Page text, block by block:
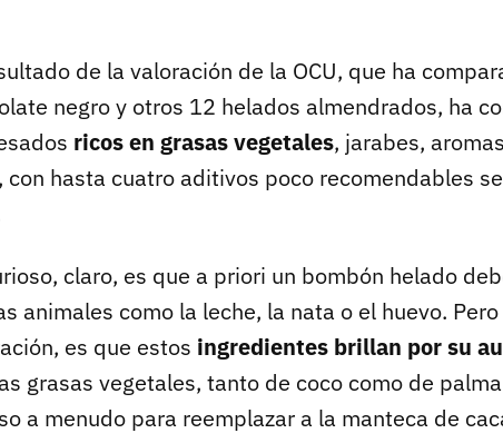
de la valoración de la OCU, que ha
negro y otros 12 helados almendrados, ha
ricos en grasas vegetales, jarabes,
con hasta cuatro aditivos poco recomendables
claro, es que a priori un bombón helado
animales como la leche, la nata o el huevo.
es que estos ingredientes brillan por su
grasas vegetales, tanto de coco como de
a menudo para reemplazar a la manteca de